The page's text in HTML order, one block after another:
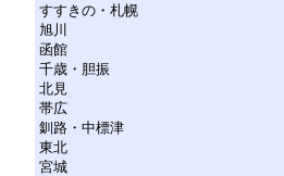
すすきの・札幌
旭川
函館
千歳・胆振
北見
帯広
釧路・中標津
東北
宮城